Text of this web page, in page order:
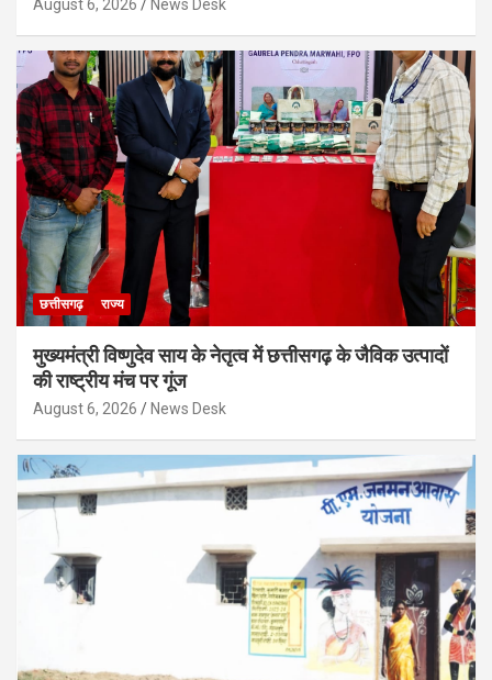
August 6, 2026 News Desk
छत्तीसगढ़ राज्य
मुख्यमंत्री विष्णुदेव साय के नेतृत्व में छत्तीसगढ़ के जैविक उत्पादों
की राष्ट्रीय मंच पर गूंज
August 6, 2026 News Desk